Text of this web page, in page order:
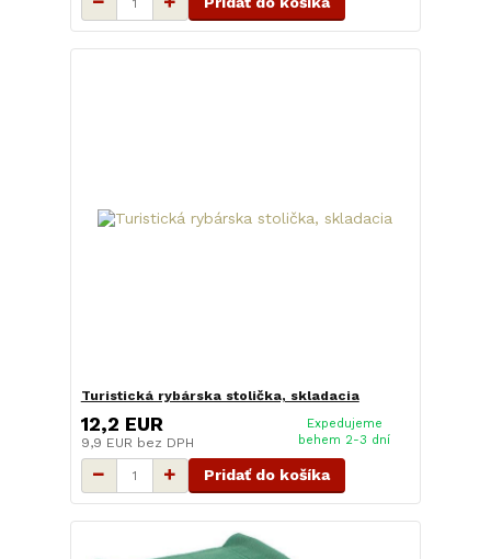
Turistická rybárska stolička, skladacia
12,2 EUR
9,9 EUR bez DPH
Expedujeme
behem 2-3 dní
Pridať do košíka